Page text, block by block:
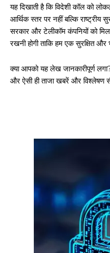
गुरुग्राम साइबर पुलिस ने बीते छह महीने
इन लोगों ने लालच में आकर बैंक खाते
यह दिखाती है कि विदेशी कॉल को
आर्थिक स्तर पर नहीं बल्कि राष्ट्रीय
सरकार और टेलीकॉम कंपनियों को
रखनी होगी ताकि हम एक सुरक्षित
क्या आपको यह लेख जानकारीपूर्ण
और ऐसी ही ताजा खबरें और विश्लेषण